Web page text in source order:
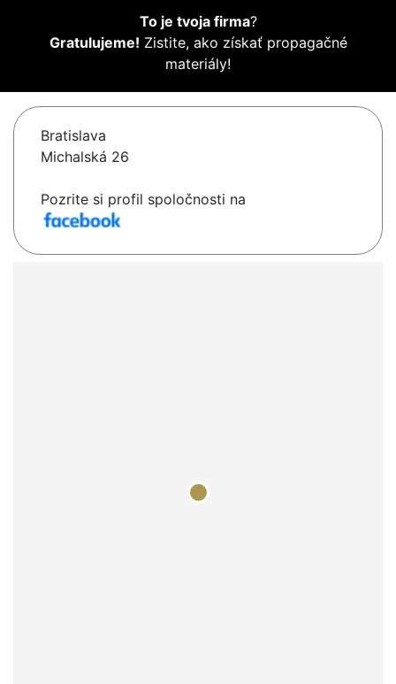
To je tvoja firma?
Gratulujeme! Zistite, ako získať propagačné
materiály!
Bratislava
Michalská 26
Pozrite si profil spoločnosti na